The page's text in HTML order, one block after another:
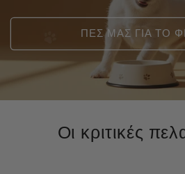
ΠΕΣ ΜΑΣ ΓΙΑ ΤΟ
Οι κριτικές